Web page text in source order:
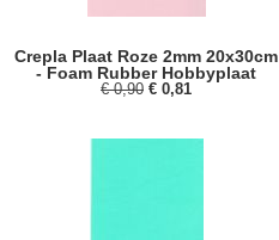
Crepla Plaat Roze 2mm 20x30cm
- Foam Rubber Hobbyplaat
€ 0,90 € 0,81